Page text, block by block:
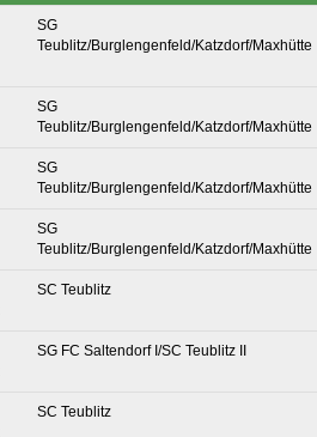
SG
Teublitz/Burglengenfeld/Katzdorf/Maxhütte
SG
Teublitz/Burglengenfeld/Katzdorf/Maxhütte
SG
Teublitz/Burglengenfeld/Katzdorf/Maxhütte
SG
Teublitz/Burglengenfeld/Katzdorf/Maxhütte
SC Teublitz
SG FC Saltendorf I/SC Teublitz II
SC Teublitz